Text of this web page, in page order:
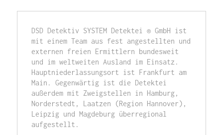
DSD Detektiv SYSTEM Detektei ® GmbH ist
mit einem Team aus fest angestellten und
externen freien Ermittlern bundesweit
und im weltweiten Ausland im Einsatz.
Hauptniederlassungsort ist Frankfurt am
Main. Gegenwärtig ist die Detektei
außerdem mit Zweigstellen in Hamburg,
Norderstedt, Laatzen (Region Hannover),
Leipzig und Magdeburg überregional
aufgestellt.